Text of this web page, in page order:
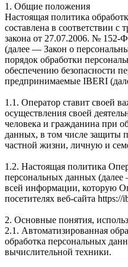
1. Общие положения
Настоящая политика
составлена в соответствии с
закона от 27.07.2006. №
(далее — Закон о
порядок обработки
обеспечению безопасности
предпринимаемые IBERI
1.1. Оператор ставит своей
осуществления своей
человека и гражданина при
данных, в том числе защиты
частной жизни, личную и
1.2. Настоящая политика
персональных данных
всей информации, которую
посетителях веб-сайта https://
2. Основные понятия,
2.1. Автоматизированная
обработка персональных
вычислительной техники.